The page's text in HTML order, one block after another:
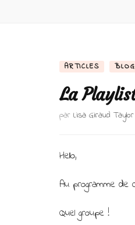
ARTICLES BLOG
La
par Lisa Giraud Taylor
Hello,
Au programme de
Quel groupe !